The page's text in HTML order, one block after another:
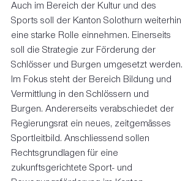
Auch im Bereich der Kultur und des
Sports soll der Kanton Solothurn weiterhin
eine starke Rolle einnehmen. Einerseits
soll die Strategie zur Förderung der
Schlösser und Burgen umgesetzt werden.
Im Fokus steht der Bereich Bildung und
Vermittlung in den Schlössern und
Burgen. Andererseits verabschiedet der
Regierungsrat ein neues, zeitgemässes
Sportleitbild. Anschliessend sollen
Rechtsgrundlagen für eine
zukunftsgerichtete Sport- und